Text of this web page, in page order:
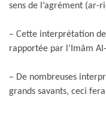
sens de l’agrément (ar-
– Cette interprétation
rapportée par l’Imâm Al-
– De nombreuses